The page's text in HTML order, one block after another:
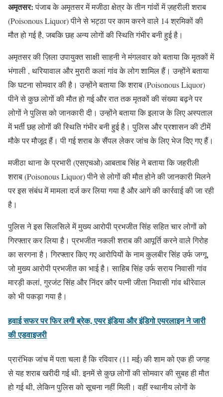
अमृतसर:पंजाब के अमृतसर में मजीठा क्षेत्र के तीन गांवों में ज़हरीली शराब
(Poisonous Liquor) पीने से भट्ठा पर काम करने वाले 14 श्रमिकों की
मौत हो गई है, जबकि छह अन्य लोगों की स्थिति गंभीर बनी हुई है।
अमृतसर की ज़िला उपायुक्त साक्षी साहनी ने मंगलवार को बताया कि मृतकों में
भंगाली , थरियावाल और मुरारी कलां गांव के लोग शामिल हैं। उन्होंने बताया
कि घटना सोमवार की है। उन्होंने बताया कि शराब (Poisonous Liquor)
पीने से कुछ लोगों की मौत हो गई और रात तक मृतकों की संख्या बढ़ने पर
लोगों ने पुलिस को जानकारी दी। उन्होंने बताया कि इलाज के लिए अस्पताल
में भर्ती छह लोगों की स्थिति गंभीर बनी हुई है। पुलिस और प्रशासन की टीमें
मौके पर मौजूद हैं। पी गई शराब के सैंपल लेकर जांच के लिए भेज दिए गए हैं।
मजीठा थाना के प्रभारी (एसएचओ) आबताब सिंह ने बताया कि जहरीली
शराब (Poisonous Liquor) पीने से लोगों की मौत होने की जानकारी मिलने
पर इस संबंध में मामला दर्ज कर लिया गया है और आगे की कार्रवाई की जा रही
है।
पुलिस ने इस सिलसिले में मुख्य आरोपी प्रभजीत सिंह सहित चार लोगों को
गिरफ्तार कर लिया है। प्रभजीत नकली शराब की आपूर्ति करने वाले गिरोह
का सरगना है। गिरफ्तार किए गए आरोपियों के नाम कुलबीर सिंह उर्फ जग्गू,
जो मुख्य आरोपी प्रभजीत का भाई है। साहिब सिंह उर्फ सराय निवासी गांव
मारड़ी कलां, गुरजंट सिंह और निंदर कौर पत्नी जीता निवासी गांव थीरेवाल
को भी पकड़ा गया है।
हवाई सफर पर फिर लगी ब्रेक, एयर इंडिया और इंडिगो एयरलाइन ने जारी
की एडवाइजरी
प्रारंभिक जांच में पता चला है कि रविवार (11 मई) की शाम को एक ही जगह
से यह शराब खरीदी गई थी. इनमें से कुछ लोगों की सोमवार की सुबह ही मौत
हो गई थी, लेकिन पुलिस को सूचना नहीं मिली। वहीं स्थानीय लोगों के